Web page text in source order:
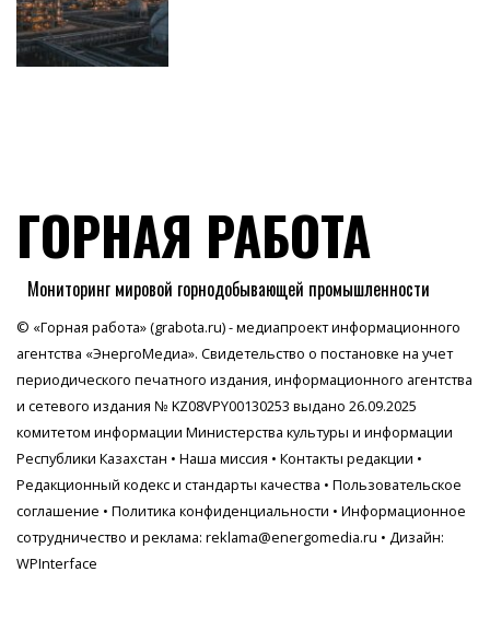
ГОРНАЯ РАБОТА
Мониторинг мировой горнодобывающей промышленности
© «Горная работа» (grabota.ru) - медиапроект информационного
агентства «ЭнергоМедиа». Свидетельство о постановке на учет
периодического печатного издания, информационного агентства
и сетевого издания № KZ08VPY00130253 выдано 26.09.2025
комитетом информации Министерства культуры и информации
Республики Казахстан • Наша миссия • Контакты редакции •
Редакционный кодекс и стандарты качества • Пользовательское
соглашение • Политика конфиденциальности • Информационное
сотрудничество и реклама: reklama@energomedia.ru • Дизайн:
WPInterface